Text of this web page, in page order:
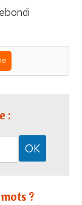
:
?